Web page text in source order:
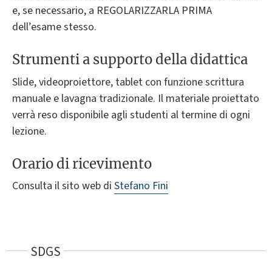
e, se necessario, a REGOLARIZZARLA PRIMA
dell’esame stesso.
Strumenti a supporto della didattica
Slide, videoproiettore, tablet con funzione scrittura
manuale e lavagna tradizionale. Il materiale proiettato
verrà reso disponibile agli studenti al termine di ogni
lezione.
Orario di ricevimento
Consulta il sito web di Stefano Fini
SDGS